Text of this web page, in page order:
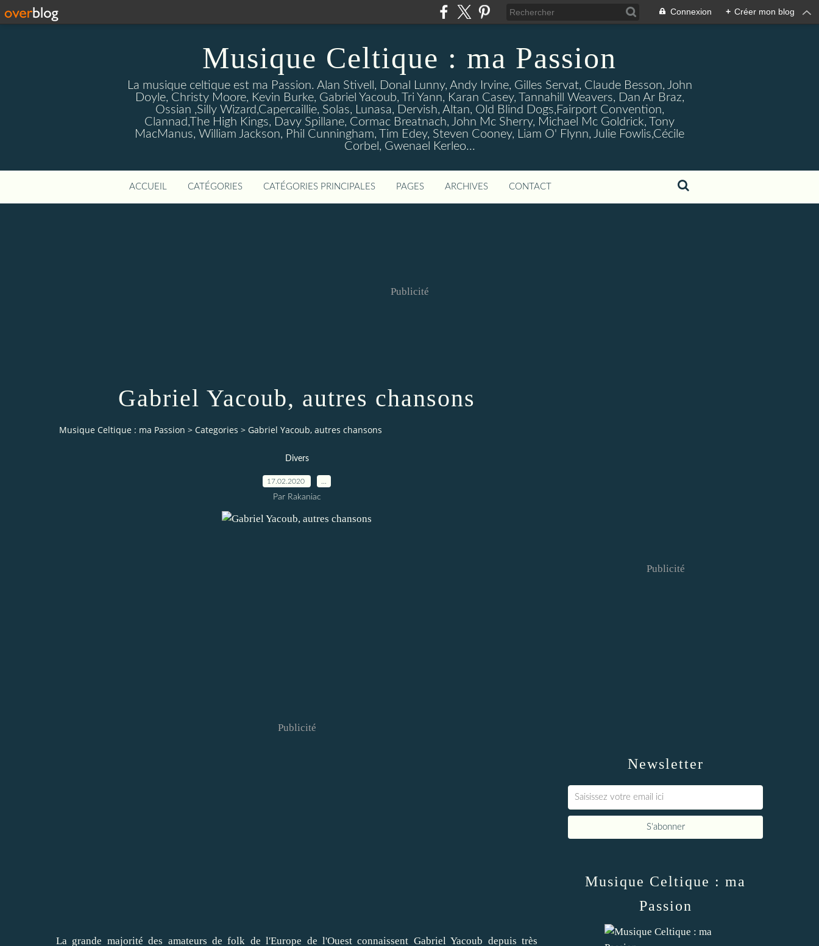
Connexion + Créer mon blog
Musique Celtique : ma Passion
La musique celtique est ma Passion. Alan Stivell, Donal Lunny, Andy Irvine, Gilles Servat, Claude Besson, John
Doyle, Christy Moore, Kevin Burke, Gabriel Yacoub, Tri Yann, Karan Casey, Tannahill Weavers, Dan Ar Braz,
Ossian ,Silly Wizard,Capercaillie, Solas, Lunasa, Dervish, Altan, Old Blind Dogs,Fairport Convention,
Clannad,The High Kings, Davy Spillane, Cormac Breatnach, John Mc Sherry, Michael Mc Goldrick, Tony
MacManus, William Jackson, Phil Cunningham, Tim Edey, Steven Cooney, Liam O' Flynn, Julie Fowlis,Cécile
Corbel, Gwenael Kerleo...
ACCUEIL CATÉGORIES CATÉGORIES PRINCIPALES PAGES ARCHIVES CONTACT
Publicité
Gabriel Yacoub, autres chansons
Musique Celtique : ma Passion > Categories > Gabriel Yacoub, autres chansons
Divers
17.02.2020
Par Rakaniac
Publicité
La grande majorité des amateurs de folk de l'Europe de l'Ouest connaissent Gabriel Yacoub depuis très
Newsletter
Publicité
Musique Celtique : ma
Passion